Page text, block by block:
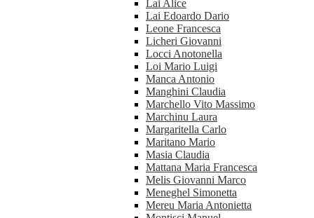
Lai Alice
Lai Edoardo Dario
Leone Francesca
Licheri Giovanni
Locci Anotonella
Loi Mario Luigi
Manca Antonio
Manghini Claudia
Marchello Vito Massimo
Marchinu Laura
Margaritella Carlo
Maritano Mario
Masia Claudia
Mattana Maria Francesca
Melis Giovanni Marco
Meneghel Simonetta
Mereu Maria Antonietta